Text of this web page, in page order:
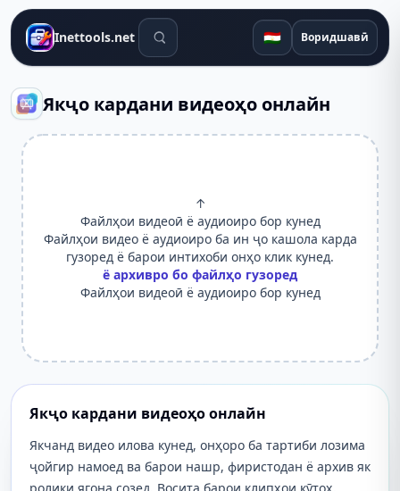
Inettools.net Воситаҳои ҷустуҷӯ🇹🇯 Воридшавӣ
Якҷо кардани видеоҳо онлайн
↑
Файлҳои видеоӣ ё аудиоиро бор кунед
Файлҳои видео ё аудиоиро ба ин ҷо кашола карда
гузоред ё барои интихоби онҳо клик кунед.
ё архивро бо файлҳо гузоред
Файлҳои видеоӣ ё аудиоиро бор кунед
Якҷо кардани видеоҳо онлайн
Якчанд видео илова кунед, онҳоро ба тартиби лозима
ҷойгир намоед ва барои нашр, фиристодан ё архив як